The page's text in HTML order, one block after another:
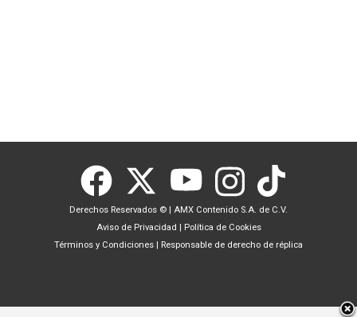
Derechos Reservados © | AMX Contenido S.A. de C.V.
Aviso de Privacidad | Política de Cookies
Términos y Condiciones | Responsable de derecho de réplica